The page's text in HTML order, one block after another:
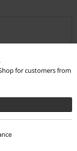
for customers from